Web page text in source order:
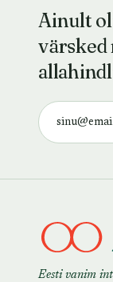
Ainult
värsked
Eesti vanim